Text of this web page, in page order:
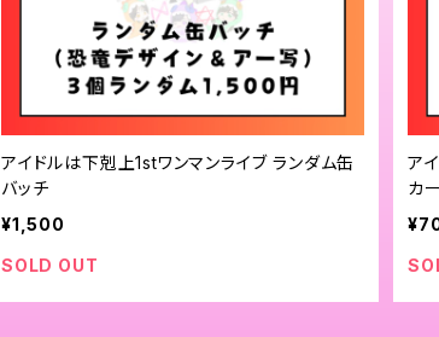
アイドルは下剋上1stワンマンライブ ランダム缶
バッチ
¥1,500
SOLD OUT
ア
カー